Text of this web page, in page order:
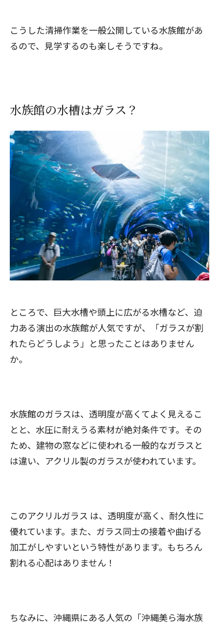
こうした清掃作業を一般公開している水族館があ
るので、見学するのも楽しそうですね。
水族館の水槽はガラス？
ところで、巨大水槽や頭上に広がる水槽など、迫
力ある演出の水族館が人気ですが、「ガラスが割
れたらどうしよう」と思ったことはありません
か。
水族館のガラスは、透明度が高くてよく見えるこ
とと、水圧に耐えうる素材が絶対条件です。その
ため、建物の窓などに使われる一般的なガラスと
は違い、アクリル製のガラスが使われています。
このアクリルガラス は、透明度が高く、耐久性に
優れています。また、ガラス同士の接着や曲げる
加工がしやすいという特性があります。もちろん
割れる心配はありません！
ちなみに、沖縄県にある人気の「沖縄美ら海水族